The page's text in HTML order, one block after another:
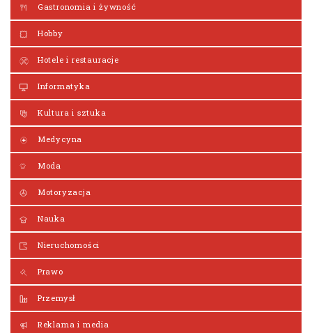
Gastronomia i żywność
Hobby
Hotele i restauracje
Informatyka
Kultura i sztuka
Medycyna
Moda
Motoryzacja
Nauka
Nieruchomości
Prawo
Przemysł
Reklama i media